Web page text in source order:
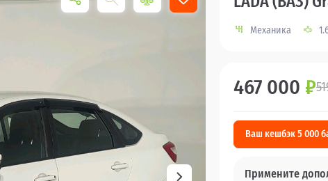
Механика
467 000 ₽
Ваш кешбэк 5 000
Примените